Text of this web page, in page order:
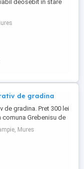
deosebit în stare
de gradina
de gradina. Pret 300 lei
comuna Grebenisu de
Mures